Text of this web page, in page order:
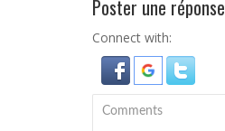
Poster une réponse
Connect with: